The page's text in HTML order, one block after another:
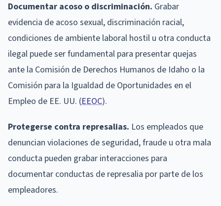
Documentar acoso o discriminación. Grabar
evidencia de acoso sexual, discriminación racial,
condiciones de ambiente laboral hostil u otra conducta
ilegal puede ser fundamental para presentar quejas
ante la Comisión de Derechos Humanos de Idaho o la
Comisión para la Igualdad de Oportunidades en el
Empleo de EE. UU. (EEOC).
Protegerse contra represalias. Los empleados que
denuncian violaciones de seguridad, fraude u otra mala
conducta pueden grabar interacciones para
documentar conductas de represalia por parte de los
empleadores.